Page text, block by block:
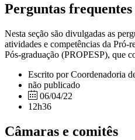
Perguntas
Nesta seção são divulgadas as
atividades e competências da Pró-
Pós-graduação (PROPESP), que
Escrito por Coordenadoria
não publicado
06/04/22
12h36
Câmaras e comitês